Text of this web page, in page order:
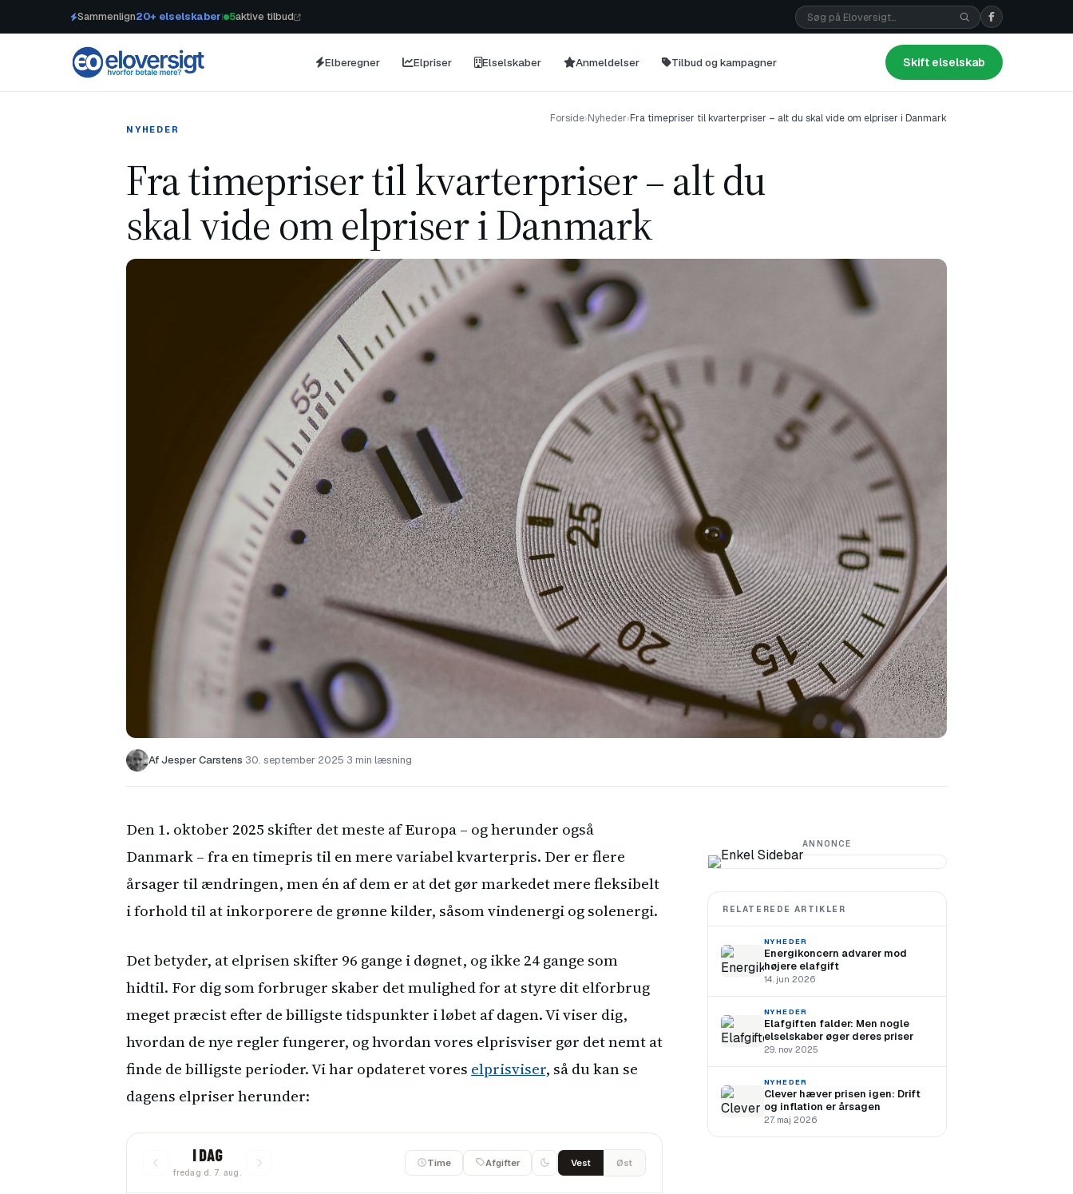
Sammenlign20+ elselskaber| 5aktive tilbud
Elberegner Elpriser Elselskaber Anmeldelser Tilbud og kampagner Skift elselskab
NYHEDER
Forside›Nyheder›Fra timepriser til kvarterpriser – alt du skal vide om elpriser i Danmark
Fra timepriser til kvarterpriser – alt du
skal vide om elpriser i Danmark
Af Jesper Carstens·30. september 2025·3 min læsning
Den 1. oktober 2025 skifter det meste af Europa – og herunder også
Danmark – fra en timepris til en mere variabel kvarterpris. Der er flere
årsager til ændringen, men én af dem er at det gør markedet mere fleksibelt
i forhold til at inkorporere de grønne kilder, såsom vindenergi og solenergi.
Det betyder, at elprisen skifter 96 gange i døgnet, og ikke 24 gange som
hidtil. For dig som forbruger skaber det mulighed for at styre dit elforbrug
meget præcist efter de billigste tidspunkter i løbet af dagen. Vi viser dig,
hvordan de nye regler fungerer, og hvordan vores elprisviser gør det nemt at
finde de billigste perioder. Vi har opdateret vores elprisviser, så du kan se
dagens elpriser herunder:
ANNONCE
RELATEREDE ARTIKLER
NYHEDER
Energikoncern advarer mod
højere elafgift
14. jun 2026
NYHEDER
Elafgiften falder: Men nogle
elselskaber øger deres priser
29. nov 2025
NYHEDER
Clever hæver prisen igen: Drift
og inflation er årsagen
27. maj 2026